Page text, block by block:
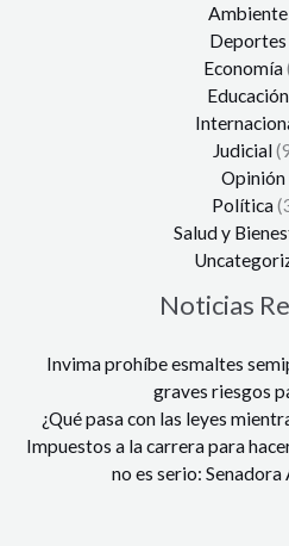
Ambiente
Deportes
Economía
Educación
Judicial
Opinión
Política
Salud y
Noticias
Invima prohíbe esmaltes
graves riesgos
¿Qué pasa con las leyes
Impuestos a la carrera para
no es serio: Senadora